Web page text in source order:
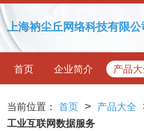
上海衲尘丘网络科技有限公
首页 企业简介 产品
当前位置： 首页 > 产品大全
工业互联网数据服务